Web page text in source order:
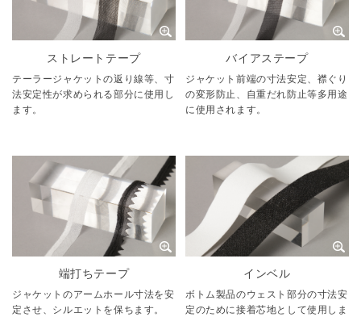
ストレートテープ
テーラージャケットの返り線等、寸
法安定性が求められる部分に使用し
ます。
バイアステープ
ジャケット前端の寸法安定、襟ぐり
の変形防止、自重だれ防止等多用途
に使用されます。
端打ちテープ
ジャケットのアームホール寸法を安
定させ、シルエットを保ちます。
インベル
ボトム製品のウェスト部分の寸法安
定のために接着芯地として使用しま